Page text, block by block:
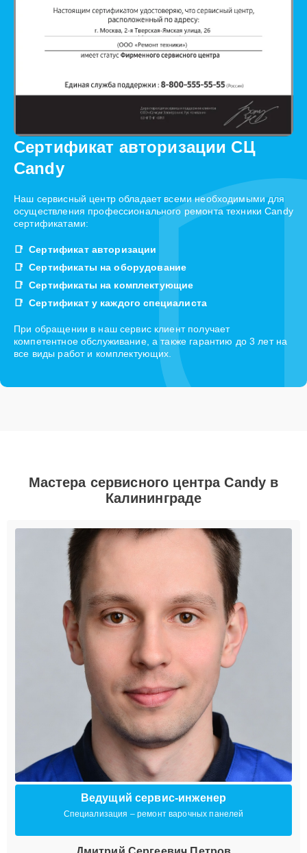
Сертификат авторизации СЦ
Candy
Наш сервисный центр обладает всеми необходимыми для
осуществления профессионального ремонта техники Candy
сертификатами:
Сертификат авторизации
Сертификаты на оборудование
Сертификаты на комплектующие
Сертификат у каждого специалиста
При обращении в наш сервис клиент получает
компетентное обслуживание, а также гарантию до 3 лет на
все виды работ и комплектующих.
Мастера сервисного центра Candy в
Калининграде
Ведущий сервис-инженер
Специализация – ремонт варочных панелей